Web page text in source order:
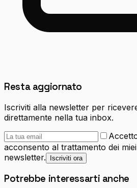
Resta aggiornato
Iscriviti alla newsletter per
direttamente nella tua inbox.
acconsento al trattamento dei
newsletter.
Iscriviti ora
Potrebbe interessarti anche